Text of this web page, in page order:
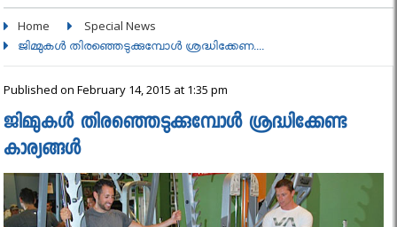
Home Special News
ജിമ്മുകൾ തിരഞ്ഞെടുക്കുമ്പോൾ ശ്രദ്ധിക്കേണ....
Published on February 14, 2015 at 1:35 pm
ജിമ്മുകൾ തിരഞ്ഞെടുക്കുമ്പോൾ ശ്രദ്ധിക്കേണ്ട
കാര്യങ്ങൾ